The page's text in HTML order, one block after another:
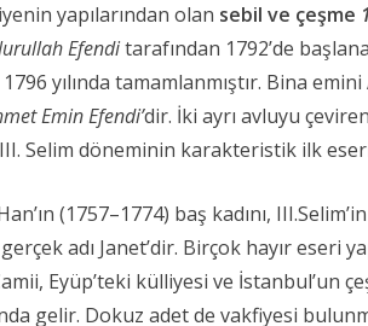
yapılarından olan sebil ve çeşme
Efenditarafından 1792’de
yılında tamamlanmıştır. Bina
Emin Efendi’dir. İki ayrı avluyu
Selim döneminin karakteristik ilk
(1757–1774) baş kadını,
adı Janet’dir. Birçok hayır eseri
Eyüp’teki külliyesi ve İstanbul’un
gelir. Dokuz adet de vakfiyesi